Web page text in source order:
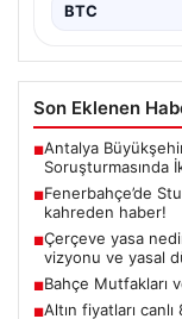
BTC
Son Eklenen
■Antalya
Soruşturmasında
■Fenerbahçe’de
kahreden haber!
■Çerçeve yasa
vizyonu ve yasal
■Bahçe Mutfakları
■Altın fiyatları